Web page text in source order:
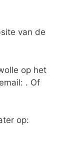
van de
op het
. Of
op: